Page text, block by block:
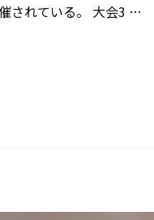
されている。 大会3 …